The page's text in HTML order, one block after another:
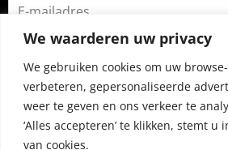
We waarderen uw privacy
We gebruiken cookies om uw
verbeteren, gepersonaliseerde
weer te geven en ons verkeer te
‘Alles accepteren’ te klikken, stemt u
van cookies.